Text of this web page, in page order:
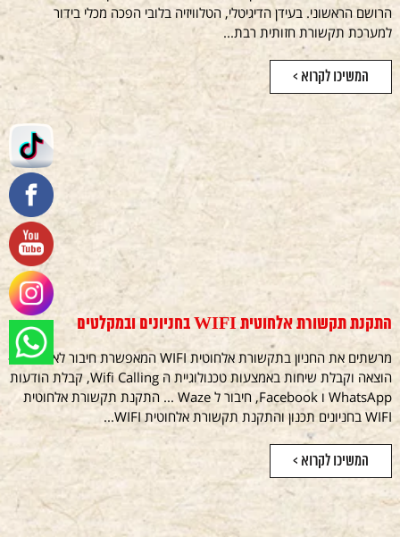
הרושם הראשוני. בעידן הדיגיטלי, הטלוויזיה בלובי הפכה מכלי בידור
למערכת תקשורת חזותית רבת...
המשיכו לקרוא >
התקנת תקשורת אלחוטית WIFI בחניונים ובמקלטים
מרשתים את החניון בתקשורת אלחוטית WIFI המאפשרת חיבור לאינטרנט -
הוצאה וקבלת שיחות באמצעות טכנולוגיית ה Wifi Calling, קבלת הודעות
WhatsApp ו Facebook, חיבור ל Waze ... התקנת תקשורת אלחוטית
WIFI בחניונים תכנון והתקנת תקשורת אלחוטית WIFI...
המשיכו לקרוא >